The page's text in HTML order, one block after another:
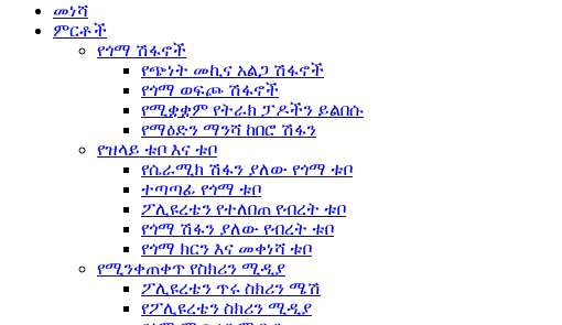
መነሻ
ምርቶች
የጎማ ሽፋኖች
የጭነት መኪና አልጋ ሽፋኖች
የጎማ ወፍጮ ሽፋኖች
የሚቋቋም የትራክ ፓዶችን ይልበሱ
የማዕድን ማንሻ ከበሮ ሽፋን
የዝላይ ቱቦ እና ቱቦ
የሴራሚክ ሽፋን ያለው የጎማ ቱቦ
ተጣጣፊ የጎማ ቱቦ
ፖሊዩረቴን የተለበጠ የብረት ቱቦ
የጎማ ሽፋን ያለው የብረት ቱቦ
የጎማ ክርን እና መቀነሻ ቱቦ
የሚንቀጠቀጥ የስክሪን ሚዲያ
ፖሊዩረቴን ጥሩ ስክሪን ሜሽ
የፖሊዩረቴን ስክሪን ሚዲያ